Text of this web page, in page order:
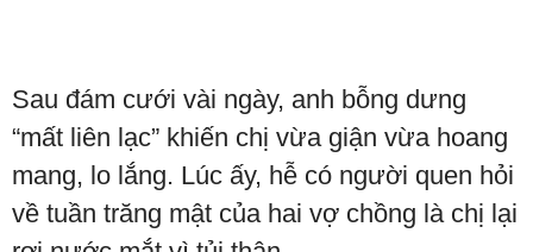
Sau đám cưới vài ngày, anh bỗng dưng
“mất liên lạc” khiến chị vừa giận vừa hoang
mang, lo lắng. Lúc ấy, hễ có người quen hỏi
về tuần trăng mật của hai vợ chồng là chị lại